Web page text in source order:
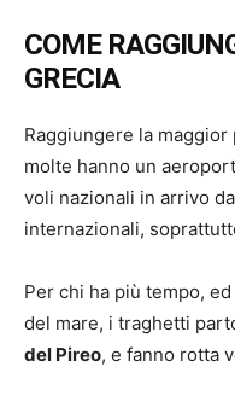
COME
GRECIA
Raggiungere la
molte hanno un
voli nazionali in arrivo
internazionali,
Per chi ha più tempo,
del mare, i traghetti
del Pireo, e fanno rotta